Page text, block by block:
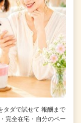
ダで試せて 報酬まで
完全在宅・自分のペー